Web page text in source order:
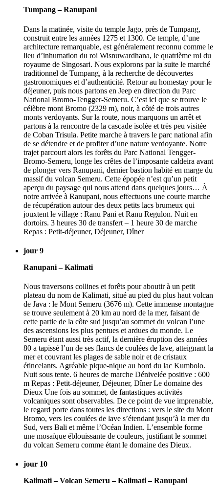
Tumpang – Ranupani
Dans la matinée, visite du temple Jago, près de Tumpang,
construit entre les années 1275 et 1300. Ce temple, d’une
architecture remarquable, est généralement reconnu comme le
lieu d’inhumation du roi Wisnuwardhana, le quatrième roi du
royaume de Singosari. Nous explorons par la suite le marché
traditionnel de Tumpang, à la recherche de découvertes
gastronomiques et d’authenticité. Retour au homestay pour le
déjeuner, puis nous partons en Jeep en direction du Parc
National Bromo-Tengger-Semeru. C’est ici que se trouve le
célèbre mont Bromo (2329 m), noir, à côté de trois autres
monts verdoyants. Sur la route, nous marquons un arrêt et
partons à la rencontre de la cascade isolée et très peu visitée
de Coban Trisula. Petite marche à travers le parc national afin
de se détendre et de profiter d’une nature verdoyante. Notre
trajet parcourt alors les forêts du Parc National Tengger-
Bromo-Semeru, longe les crêtes de l’imposante caldeira avant
de plonger vers Ranupani, dernier bastion habité en marge du
massif du volcan Semeru. Cette épopée n’est qu’un petit
aperçu du paysage qui nous attend dans quelques jours… À
notre arrivée à Ranupani, nous effectuons une courte marche
de récupération autour des deux petits lacs brumeux qui
jouxtent le village : Ranu Pani et Ranu Regulon. Nuit en
dortoirs. 3 heures 30 de transfert – 1 heure 30 de marche
Repas : Petit-déjeuner, Déjeuner, Dîner
jour 9
Ranupani – Kalimati
Nous traversons collines et forêts pour aboutir à un petit
plateau du nom de Kalimati, situé au pied du plus haut volcan
de Java : le Mont Semeru (3676 m). Cette immense montagne
se trouve seulement à 20 km au nord de la mer, faisant de
cette partie de la côte sud jusqu’au sommet du volcan l’une
des ascensions les plus pentues et ardues du monde. Le
Semeru étant aussi très actif, la dernière éruption des années
80 a tapissé l’un de ses flancs de coulées de lave, atteignant la
mer et couvrant les plages de sable noir et de cristaux
étincelants. Agréable pique-nique au bord du lac Kumbolo.
Nuit sous tente. 6 heures de marche Dénivelée positive : 600
m Repas : Petit-déjeuner, Déjeuner, Dîner Le domaine des
Dieux Une fois au sommet, de fantastiques activités
volcaniques sont observables. De ce point de vue imprenable,
le regard porte dans toutes les directions : vers le site du Mont
Bromo, vers les coulées de lave s’étendant jusqu’à la mer du
Sud, vers Bali et même l’Océan Indien. L’ensemble forme
une mosaïque éblouissante de couleurs, justifiant le sommet
du volcan Semeru comme étant le domaine des Dieux.
jour 10
Kalimati – Volcan Semeru – Kalimati – Ranupani